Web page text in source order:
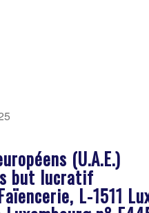
(U.A.E.)
but lucratif
L-1511